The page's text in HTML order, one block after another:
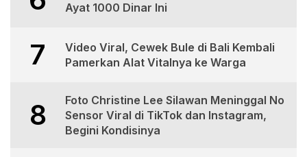
Ayat 1000 Dinar Ini
7
Video Viral, Cewek Bule di Bali Kembali
Pamerkan Alat Vitalnya ke Warga
8
Foto Christine Lee Silawan Meninggal No
Sensor Viral di TikTok dan Instagram,
Begini Kondisinya